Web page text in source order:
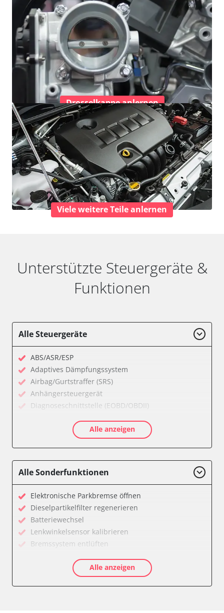
Drosselkappe anlernen
Viele weitere Teile anlernen
Unterstützte Steuergeräte &
Funktionen
Alle Steuergeräte
ABS/ASR/ESP
Adaptives Dämpfungssystem
Airbag/Gurtstraffer (SRS)
Anhängersteuergerät
Diagnoseschnittstelle (EOBD/OBDII)
Elektronisches Wählhebel-Modul (EWM)
Fernlichtassistent
Getriebesteuerung
Heckklappe
Heizung/Klima
Hinteres Differential
Informationsanzeige
Klimaautomatik
Kombiinstrument
Alle anzeigen
Alle Sonderfunktionen
Elektronische Parkbremse öffnen
Dieselpartikelfilter regenerieren
Batteriewechsel
Lenkwinkelsensor kalibrieren
Bremssystem entlüften
AGR Ventil anlernen
Luftmassenmesser anlernen
Alle anzeigen